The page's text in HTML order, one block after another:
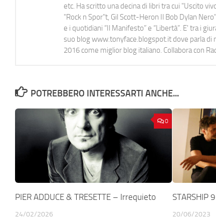
etc. Ha scritto una decina di libri tra cui "Uscito
"Rock n Spor"t, Gil Scott-Heron Il Bob Dylan
e i quotidiani “Il Manifesto” e “Libertà”. E' tra i
suo blog www.tonyface.blogspot.it dove parla di
2016 come miglior blog italiano. Collabora con
POTREBBERO INTERESSARTI ANCHE...
0
PIER ADDUCE & TRESETTE – Irrequieto
24/02/2026
STARSHIP
20/06/2023